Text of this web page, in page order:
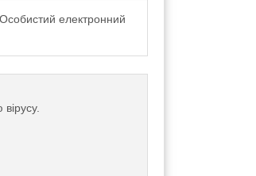
електронний